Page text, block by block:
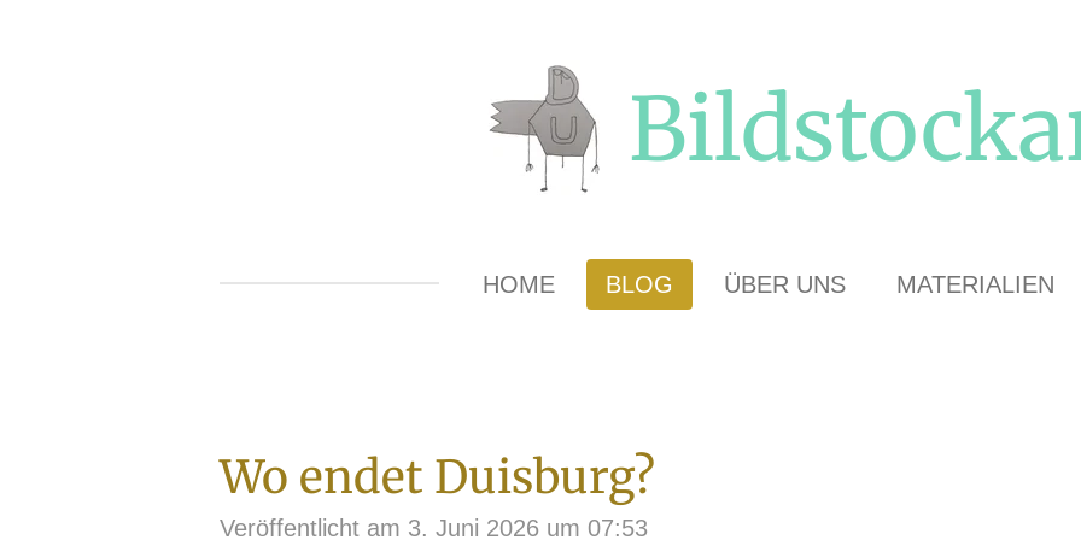
HOME BLOG ÜBER UNS MATERIALIEN
Wo endet Duisburg?
Veröffentlicht am 3. Juni 2026 um 07:53